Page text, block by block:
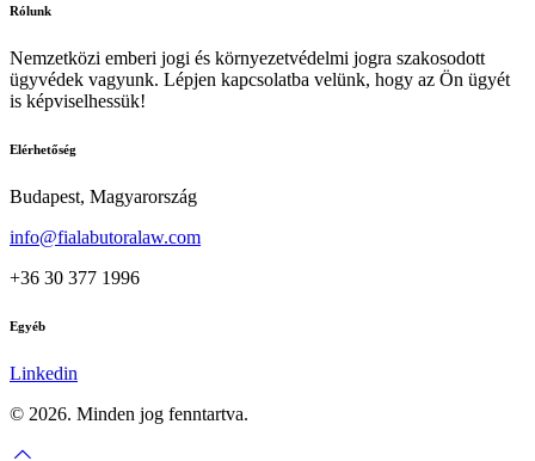
Rólunk
Nemzetközi emberi jogi és környezetvédelmi jogra szakosodott
ügyvédek vagyunk. Lépjen kapcsolatba velünk, hogy az Ön ügyét
is képviselhessük!
Elérhetőség
Budapest, Magyarország
info@fialabutoralaw.com
+36 30 377 1996
Egyéb
Linkedin
© 2026. Minden jog fenntartva.